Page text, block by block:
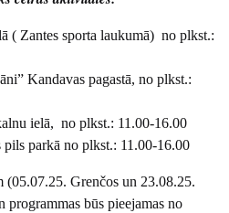
( Zantes sporta laukumā) no plkst.:
Kandavas pagastā, no plkst.:
ielā, no plkst.: 11.00-16.00
parkā no plkst.: 11.00-16.00
Grenčos un 23.08.25.
programmas būs pieejamas no